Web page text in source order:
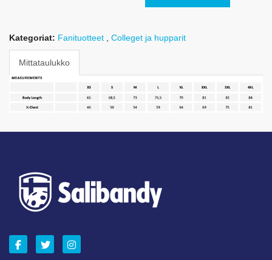
Kategoriat: Fanituotteet Colleget ja hupparit
Mittataulukko